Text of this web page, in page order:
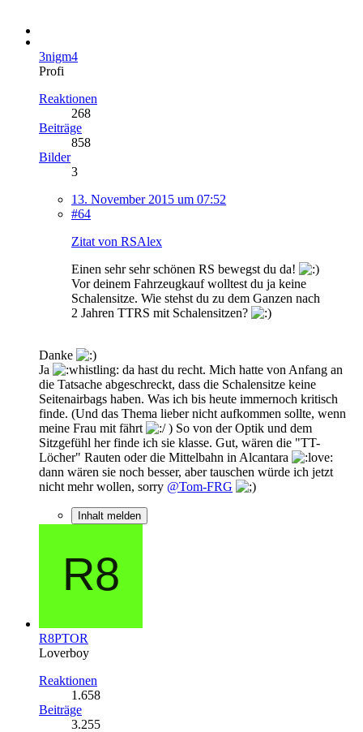
3nigm4
Profi
Reaktionen
268
Beiträge
858
Bilder
3
13. November 2015 um 07:52
#64
Zitat von RSAlex
Einen sehr sehr schönen RS bewegst du da!
Vor deinem Fahrzeugkauf wolltest du ja keine
Schalensitze. Wie stehst du zu dem Ganzen nach
2 Jahren TTRS mit Schalensitzen?
Danke
Ja
da hast du recht. Mich hatte von Anfang an
die Tatsache abgeschreckt, dass die Schalensitze keine
Seitenairbags haben. Was ich bis heute immernoch kritisch
finde. (Und das Thema lieber nicht aufkommen sollte, wenn
meine Frau mit fährt
) So von der Optik und dem
Sitzgefühl her finde ich sie klasse. Gut, wären die "TT-
Löcher" Rauten oder die Mittelbahn in Alcantara
dann wären sie noch besser, aber tauschen würde ich jetzt
nicht mehr wollen, sorry @Tom-FRG
Inhalt melden
R8PTOR
Loverboy
Reaktionen
1.658
Beiträge
3.255